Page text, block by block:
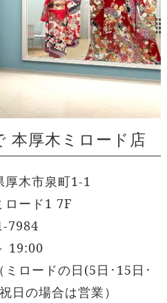
本厚木ミロード店
厚木市泉町1-1
ロード1 7F
7984
19:00
ミロードの日(5日･15日･
日の場合は営業）